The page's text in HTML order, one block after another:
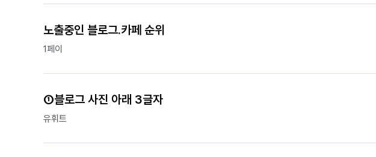
노출중인 블로그.카페 순위
1페이
①블로그 사진 아래 3글자
유휘트